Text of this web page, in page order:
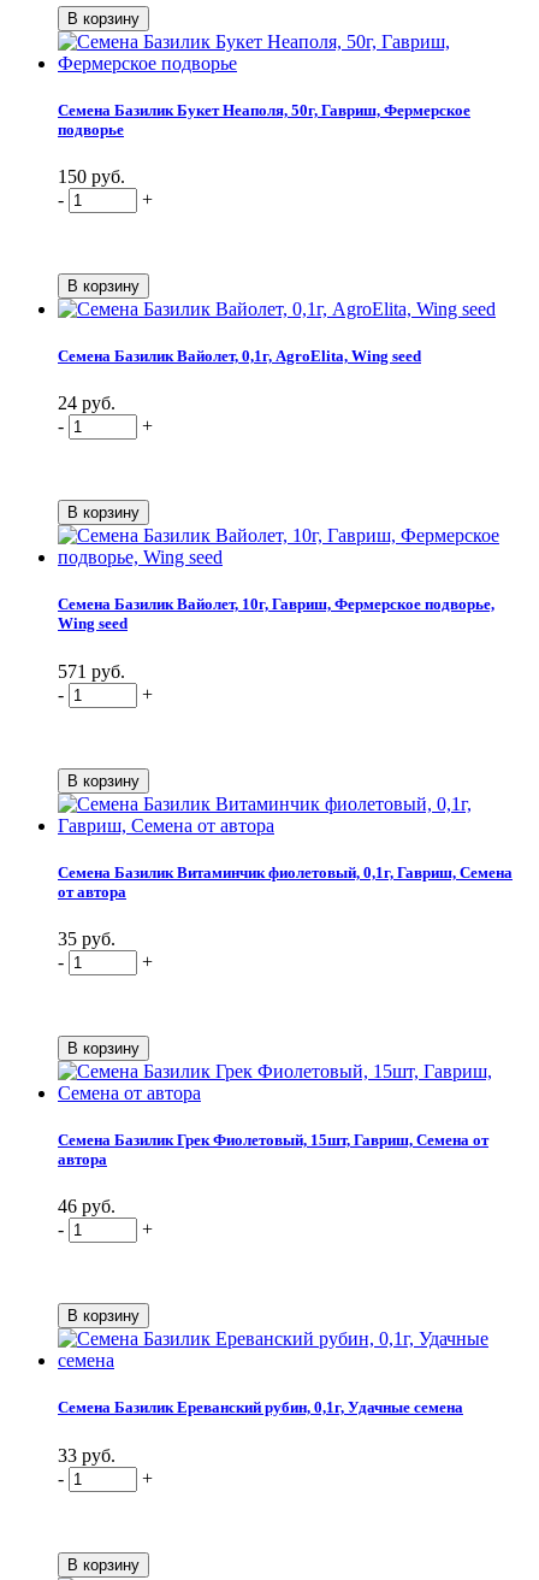
Семена Базилик Букет Неаполя, 50г, Гавриш, Фермерское
подворье
150 руб.
-
+
Семена Базилик Вайолет, 0,1г, AgroElita, Wing seed
24 руб.
-
+
Семена Базилик Вайолет, 10г, Гавриш, Фермерское подворье,
Wing seed
571 руб.
-
+
Семена Базилик Витаминчик фиолетовый, 0,1г, Гавриш, Семена
от автора
35 руб.
-
+
Семена Базилик Грек Фиолетовый, 15шт, Гавриш, Семена от
автора
46 руб.
-
+
Семена Базилик Ереванский рубин, 0,1г, Удачные семена
33 руб.
-
+